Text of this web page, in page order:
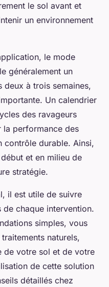
le sol avant et
un environnement
le mode
généralement un
à trois semaines,
Un calendrier
des ravageurs
la performance des
contrôle durable. Ainsi,
et en milieu de
stratégie.
il est utile de suivre
chaque intervention.
simples, vous
naturels,
de votre sol et de votre
de cette solution
détaillés chez